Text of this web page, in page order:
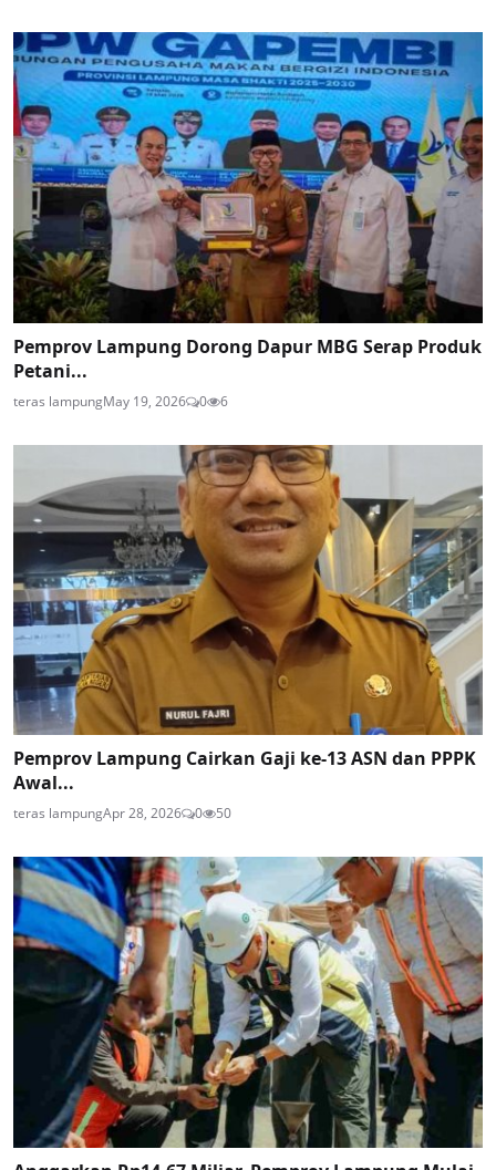
Pemprov Lampung Dorong Dapur MBG Serap Produk
Petani...
teras lampungMay 19, 2026 0 6
Pemprov Lampung Cairkan Gaji ke-13 ASN dan PPPK
Awal...
teras lampungApr 28, 2026 0 50